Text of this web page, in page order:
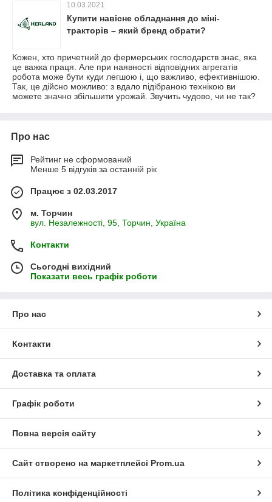
10.03.2021
Купити навісне обладнання до міні-
тракторів – який бренд обрати?
Кожен, хто причетний до фермерських господарств знає, яка
це важка праця. Але при наявності відповідних агрегатів
робота може бути куди легшою і, що важливо, ефективнішою.
Так, це дійсно можливо: з вдало підібраною технікою ви
можете значно збільшити урожай. Звучить чудово, чи не так?
Про нас
Рейтинг не сформований
Менше 5 відгуків за останній рік
Працює з 02.03.2017
м. Торчин
вул. Незалежності, 95, Торчин, Україна
Контакти
Сьогодні вихідний
Показати весь графік роботи
Про нас
Контакти
Доставка та оплата
Графік роботи
Повна версія сайту
Сайт створено на маркетплейсі Prom.ua
Політика конфіденційності